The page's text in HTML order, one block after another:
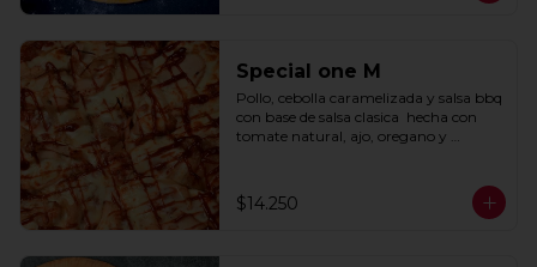
Special one M
Pollo, cebolla caramelizada y salsa bbq
con base de salsa clasica  hecha con
tomate natural, ajo, oregano y
$14.250